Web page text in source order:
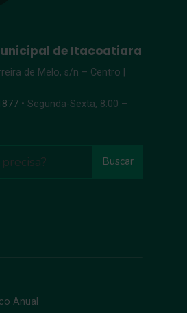
de Itacoatiara
de Melo, s/n – Centro |
• Segunda-Sexta, 8:00 –
Buscar
Anual